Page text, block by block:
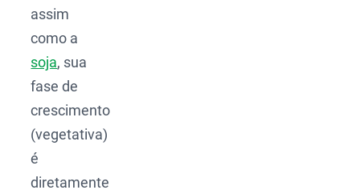
assim
como a
soja, sua
fase de
crescimento
(vegetativa)
é
diretamente